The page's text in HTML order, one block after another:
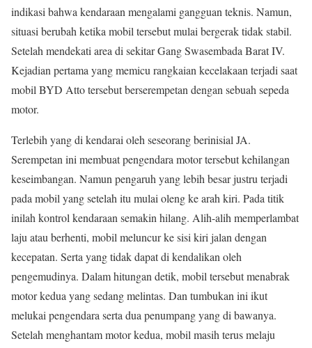
indikasi bahwa kendaraan mengalami gangguan teknis. Namun,
situasi berubah ketika mobil tersebut mulai bergerak tidak stabil.
Setelah mendekati area di sekitar Gang Swasembada Barat IV.
Kejadian pertama yang memicu rangkaian kecelakaan terjadi saat
mobil BYD Atto tersebut berserempetan dengan sebuah sepeda
motor.
Terlebih yang di kendarai oleh seseorang berinisial JA.
Serempetan ini membuat pengendara motor tersebut kehilangan
keseimbangan. Namun pengaruh yang lebih besar justru terjadi
pada mobil yang setelah itu mulai oleng ke arah kiri. Pada titik
inilah kontrol kendaraan semakin hilang. Alih-alih memperlambat
laju atau berhenti, mobil meluncur ke sisi kiri jalan dengan
kecepatan. Serta yang tidak dapat di kendalikan oleh
pengemudinya. Dalam hitungan detik, mobil tersebut menabrak
motor kedua yang sedang melintas. Dan tumbukan ini ikut
melukai pengendara serta dua penumpang yang di bawanya.
Setelah menghantam motor kedua, mobil masih terus melaju